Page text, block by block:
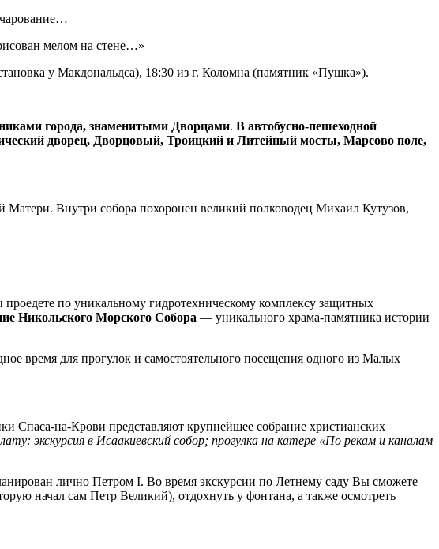
мелом на стене…»
у Макдональдса), 18:30 из г. Коломна (памятник «Пушка»).
города, знаменитыми Дворцами. В автобусно-пешеходной
дворец, Дворцовый, Троицкий и Литейный мосты, Марсово поле,
Внутри собора похоронен великий полководец Михаил Кутузов,
по уникальному гидротехническому комплексу защитных
Никольского Морского Собора — уникального храма-памятника истории
время для прогулок и самостоятельного посещения одного из Малых
Спаса-на-Крови представляют крупнейшее собрание христианских
экскурсия в Исаакиевский собор; прогулка на катере «По рекам и каналам
лично Петром I. Во время экскурсии по Летнему саду Вы сможете
начал сам Петр Великий), отдохнуть у фонтана, а также осмотреть